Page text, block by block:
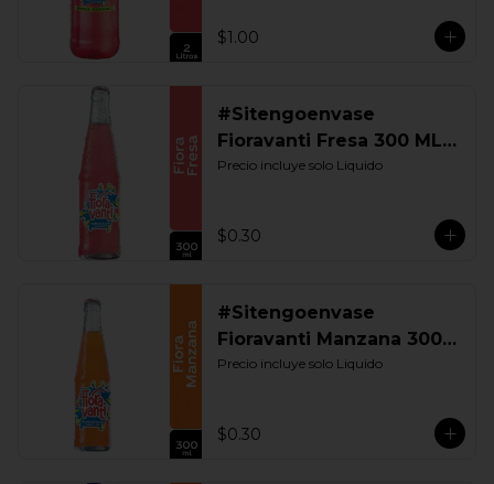
$1.00
#Sitengoenvase
Fioravanti Fresa 300 ML.
Retornable
Precio incluye solo Liquido
$0.30
#Sitengoenvase
Fioravanti Manzana 300
ML. Retornable
Precio incluye solo Liquido
$0.30